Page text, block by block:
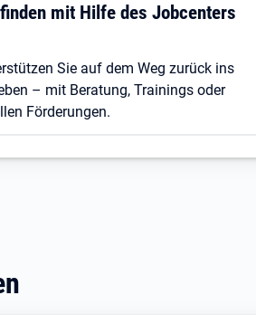
mit Hilfe des Jobcenters
Sie auf dem Weg zurück ins
– mit Beratung, Trainings oder
Förderungen.